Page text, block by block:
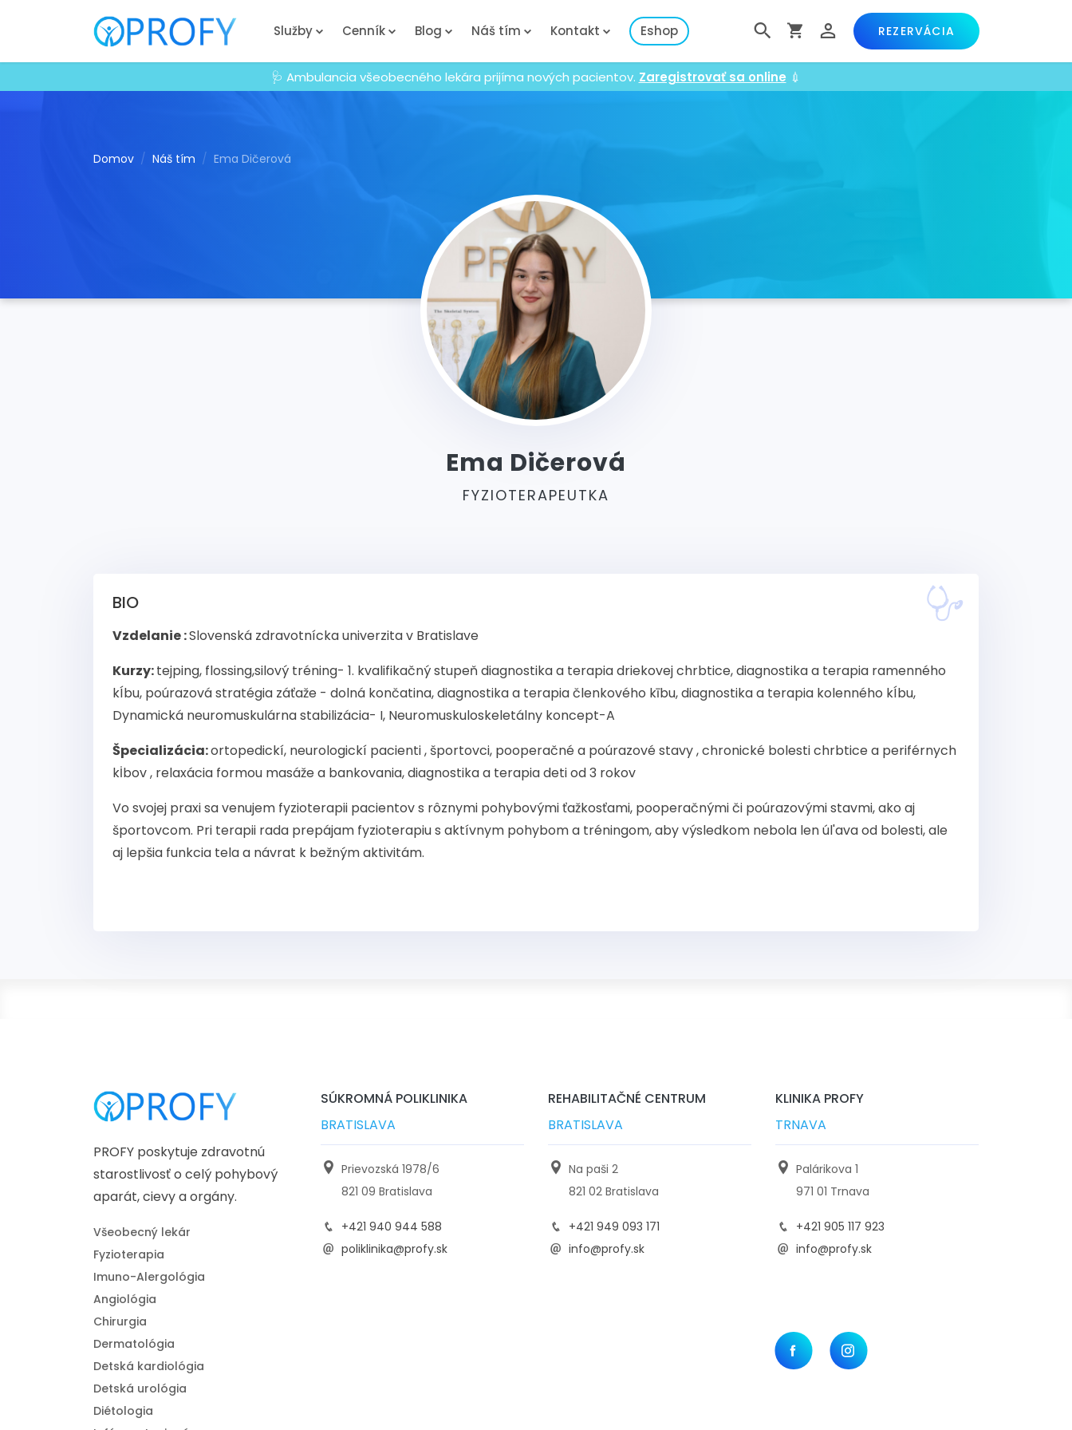
Služby Cenník Blog Náš tím Kontakt Eshop REZERVÁCIA
🩺 Ambulancia všeobecného lekára prijíma nových pacientov. Zaregistrovať sa online 💉
Domov Náš tím Ema Dičerová
Ema Dičerová
FYZIOTERAPEUTKA
BIO
Vzdelanie :Slovenská zdravotnícka univerzita v Bratislave
Kurzy:tejping, flossing,silový tréning- 1. kvalifikačný stupeň diagnostika a terapia driekovej chrbtice, diagnostika a terapia ramenného
kÍbu, poúrazová stratégia záťaže - dolná končatina, diagnostika a terapia členkového kību, diagnostika a terapia kolenného kÍbu,
Dynamická neuromuskulárna stabilizácia- I, Neuromuskuloskeletálny koncept-A
Špecializácia:ortopedickí, neurologickí pacienti , športovci, pooperačné a poúrazové stavy , chronické bolesti chrbtice a periférnych
kİbov , relaxácia formou masáže a bankovania, diagnostika a terapia deti od 3 rokov
Vo svojej praxi sa venujem fyzioterapii pacientov s rôznymi pohybovými ťažkosťami, pooperačnými či poúrazovými stavmi, ako aj
športovcom. Pri terapii rada prepájam fyzioterapiu s aktívnym pohybom a tréningom, aby výsledkom nebola len úl'ava od bolesti, ale
aj lepšia funkcia tela a návrat k bežným aktivitám.
PROFY poskytuje zdravotnú
starostlivosť o celý pohybový
aparát, cievy a orgány.
Všeobecný lekár
Fyzioterapia
Imuno-Alergológia
Angiológia
Chirurgia
Dermatológia
Detská kardiológia
Detská urológia
Diétologia
SÚKROMNÁ POLIKLINIKA
BRATISLAVA
Prievozská 1978/6
821 09 Bratislava
+421 940 944 588
poliklinika@profy.sk
REHABILITAČNÉ CENTRUM
BRATISLAVA
Na paši 2
821 02 Bratislava
+421 949 093 171
info@profy.sk
KLINIKA PROFY
TRNAVA
Palárikova 1
971 01 Trnava
+421 905 117 923
info@profy.sk